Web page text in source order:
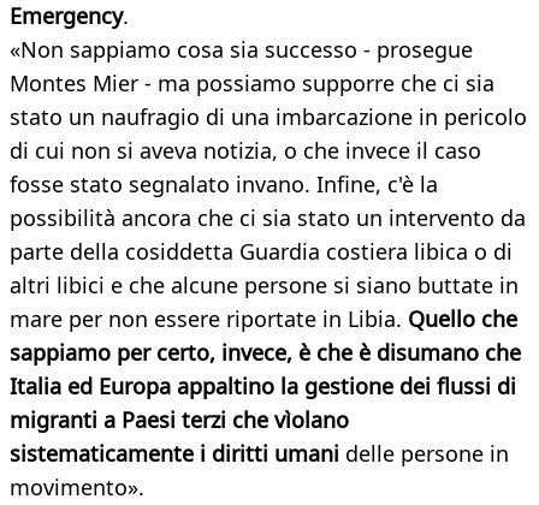
Emergency.
«Non sappiamo cosa sia successo - prosegue
Montes Mier - ma possiamo supporre che ci sia
stato un naufragio di una imbarcazione in pericolo
di cui non si aveva notizia, o che invece il caso
fosse stato segnalato invano. Infine, c'è la
possibilità ancora che ci sia stato un intervento da
parte della cosiddetta Guardia costiera libica o di
altri libici e che alcune persone si siano buttate in
mare per non essere riportate in Libia. Quello che
sappiamo per certo, invece, è che è disumano che
Italia ed Europa appaltino la gestione dei flussi di
migranti a Paesi terzi che vìolano
sistematicamente i diritti umani delle persone in
movimento».